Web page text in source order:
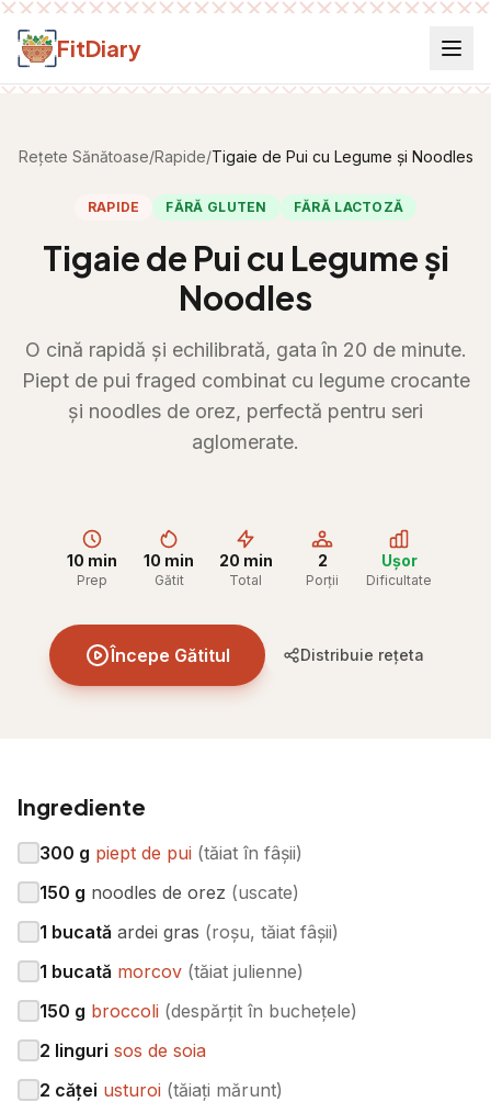
Salt la conținut
FitDiary
Rețete Sănătoase/Rapide/Tigaie de Pui cu Legume și Noodles
RAPIDE FĂRĂ GLUTEN FĂRĂ LACTOZĂ
Tigaie de Pui cu Legume și
Noodles
O cină rapidă și echilibrată, gata în 20 de minute.
Piept de pui fraged combinat cu legume crocante
și noodles de orez, perfectă pentru seri
aglomerate.
10 min
Prep
10 min
Gătit
20 min
Total
2
Porții
Ușor
Dificultate
Începe Gătitul Distribuie rețeta
Ingrediente
300 g piept de pui (tăiat în fâșii)
150 g noodles de orez (uscate)
1 bucată ardei gras (roșu, tăiat fâșii)
1 bucată morcov (tăiat julienne)
150 g broccoli (despărțit în buchețele)
2 linguri sos de soia
2 căței usturoi (tăiați mărunt)